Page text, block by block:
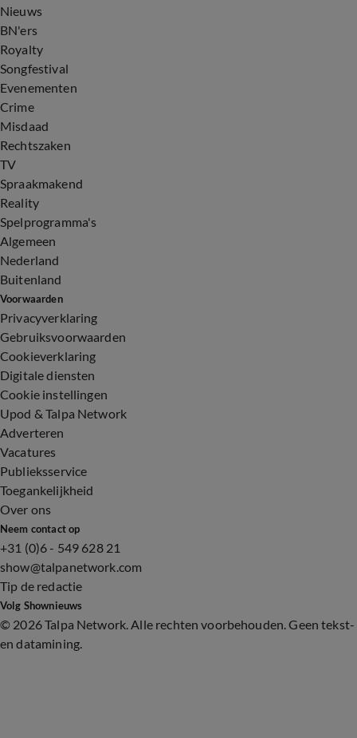
Nieuws
BN'ers
Royalty
Songfestival
Evenementen
Crime
Misdaad
Rechtszaken
TV
Spraakmakend
Reality
Spelprogramma's
Algemeen
Nederland
Buitenland
Voorwaarden
Privacyverklaring
Gebruiksvoorwaarden
Cookieverklaring
Digitale diensten
Cookie instellingen
Upod & Talpa Network
Adverteren
Vacatures
Publieksservice
Toegankelijkheid
Over ons
Neem contact op
+31 (0)6 - 549 628 21
show@talpanetwork.com
Tip de redactie
Volg Shownieuws
© 2026 Talpa Network. Alle rechten voorbehouden. Geen tekst-
en datamining.